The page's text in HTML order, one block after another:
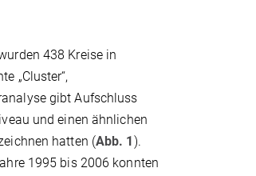
438 Kreise in
„Cluster“,
gibt Aufschluss
und einen ähnlichen
hatten (Abb. 1 ).
1995 bis 2006 konnten